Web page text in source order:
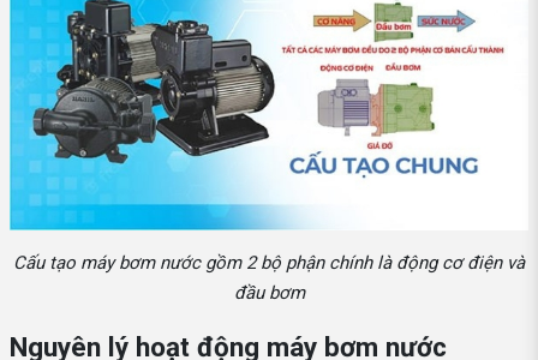
Cấu tạo máy bơm nước gồm 2 bộ phận chính là động cơ điện và
đầu bơm
Nguyên lý hoạt động máy bơm nước